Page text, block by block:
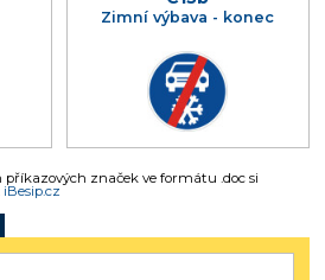
Zimní výbava - konec
značek ve formátu .doc si
iBesip.cz